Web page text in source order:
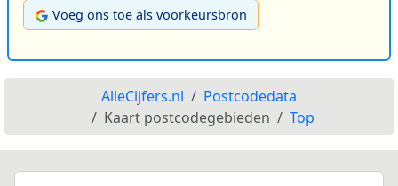
Voeg ons toe als voorkeursbron
AlleCijfers.nl
Postcodedata
Kaart postcodegebieden
Top